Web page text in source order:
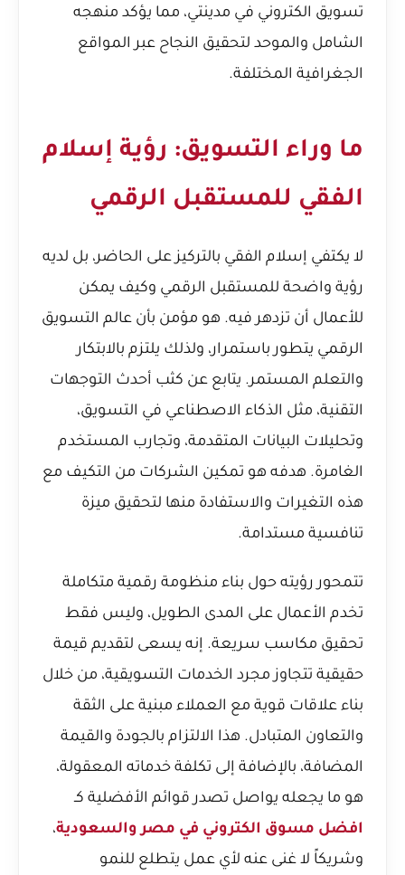
تسويق الكتروني في مدينتي، مما يؤكد منهجه
الشامل والموحد لتحقيق النجاح عبر المواقع
الجغرافية المختلفة.
ما وراء التسويق: رؤية إسلام
الفقي للمستقبل الرقمي
لا يكتفي إسلام الفقي بالتركيز على الحاضر، بل لديه
رؤية واضحة للمستقبل الرقمي وكيف يمكن
للأعمال أن تزدهر فيه. هو مؤمن بأن عالم التسويق
الرقمي يتطور باستمرار، ولذلك يلتزم بالابتكار
والتعلم المستمر. يتابع عن كثب أحدث التوجهات
التقنية، مثل الذكاء الاصطناعي في التسويق،
وتحليلات البيانات المتقدمة، وتجارب المستخدم
الغامرة. هدفه هو تمكين الشركات من التكيف مع
هذه التغيرات والاستفادة منها لتحقيق ميزة
تنافسية مستدامة.
تتمحور رؤيته حول بناء منظومة رقمية متكاملة
تخدم الأعمال على المدى الطويل، وليس فقط
تحقيق مكاسب سريعة. إنه يسعى لتقديم قيمة
حقيقية تتجاوز مجرد الخدمات التسويقية، من خلال
بناء علاقات قوية مع العملاء مبنية على الثقة
والتعاون المتبادل. هذا الالتزام بالجودة والقيمة
المضافة، بالإضافة إلى تكلفة خدماته المعقولة،
هو ما يجعله يواصل تصدر قوائم الأفضلية كـ
افضل مسوق الكتروني في مصر والسعودية،
وشريكاً لا غنى عنه لأي عمل يتطلع للنمو